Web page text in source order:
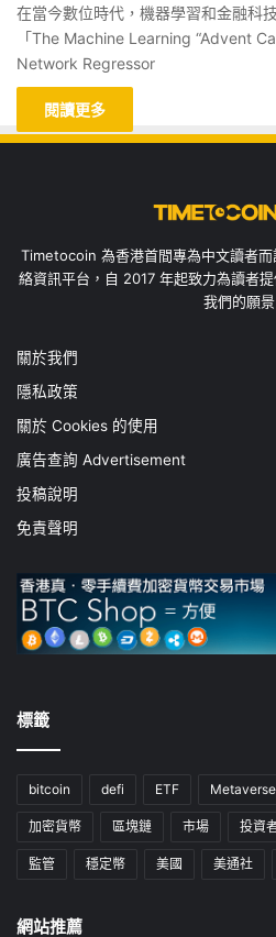
在當今數位時代，機器學習和金融科
「The Machine Learning “Advent
Network Regressor
閱讀更多
Timetocoin 為香港首間專為中文讀者
絡資訊平台，自 2017 年起致力為讀者
我們的願景
關於我們
隱私政策
關於 Cookies 的使用
廣告查詢 Advertisement
投稿說明
免責聲明
標籤
bitcoin defi ETF Metaverse
加密貨幣 區塊鏈 市場 投資
監管 穩定幣 美國 美通社
網站推薦